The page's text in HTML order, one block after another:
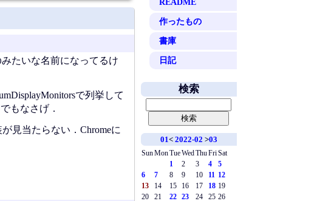
作ったもの
書庫
日記
みたいな名前になってるけ
で列挙して
もなさげ．
見当たらない．Chromeに
検索
01< 2022-02 >03
SunMonTueWed ThuFriSat
1
2 3 4
5
6
7 8 9 10 11
12
13
14 15 16 17 18 19
20
21 22 23 24 25 26